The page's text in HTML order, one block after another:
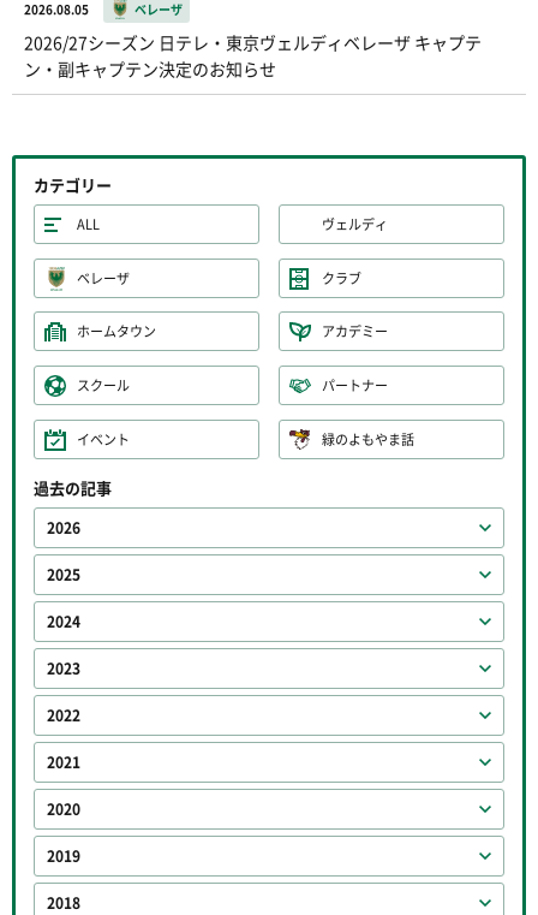
2026.08.05 ベレーザ
2026/27シーズン 日テレ・東京ヴェルディベレーザ キャプテ
ン・副キャプテン決定のお知らせ
カテゴリー
ALL ヴェルディ
ベレーザ クラブ
ホームタウン アカデミー
スクール パートナー
イベント 緑のよもやま話
過去の記事
2026
2025
2024
2023
2022
2021
2020
2019
2018